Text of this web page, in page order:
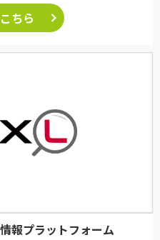
ちら
報プラットフォーム